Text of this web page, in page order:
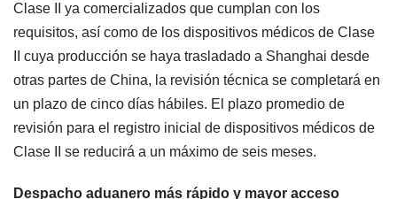
Clase II ya comercializados que cumplan con los
requisitos, así como de los dispositivos médicos de Clase
II cuya producción se haya trasladado a Shanghai desde
otras partes de China, la revisión técnica se completará en
un plazo de cinco días hábiles. El plazo promedio de
revisión para el registro inicial de dispositivos médicos de
Clase II se reducirá a un máximo de seis meses.
Despacho aduanero más rápido y mayor acceso